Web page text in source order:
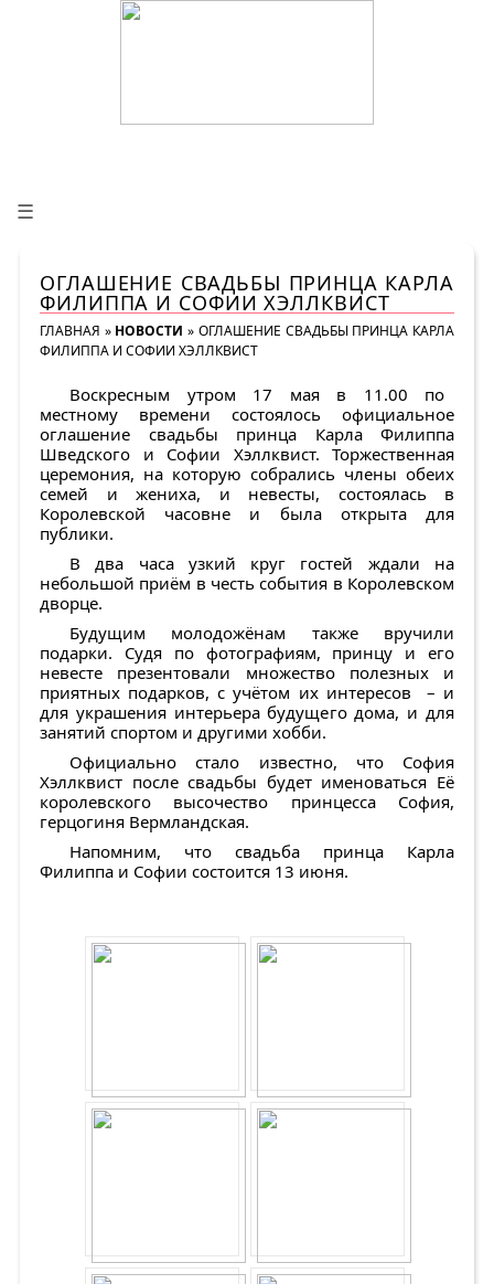
☰
ОГЛАШЕНИЕ СВАДЬБЫ ПРИНЦА КАРЛА
ФИЛИППА И СОФИИ ХЭЛЛКВИСТ
ГЛАВНАЯ » НОВОСТИ » ОГЛАШЕНИЕ СВАДЬБЫ ПРИНЦА КАРЛА
ФИЛИППА И СОФИИ ХЭЛЛКВИСТ
Воскресным утром 17 мая в 11.00 по
местному времени состоялось официальное
оглашение свадьбы принца Карла Филиппа
Шведского и Софии Хэллквист. Торжественная
церемония, на которую собрались члены обеих
семей и жениха, и невесты, состоялась в
Королевской часовне и была открыта для
публики.
В два часа узкий круг гостей ждали на
небольшой приём в честь события в Королевском
дворце.
Будущим молодожёнам также вручили
подарки. Судя по фотографиям, принцу и его
невесте презентовали множество полезных и
приятных подарков, с учётом их интересов – и
для украшения интерьера будущего дома, и для
занятий спортом и другими хобби.
Официально стало известно, что София
Хэллквист после свадьбы будет именоваться Её
королевского высочество принцесса София,
герцогиня Вермландская.
Напомним, что свадьба принца Карла
Филиппа и Софии состоится 13 июня.